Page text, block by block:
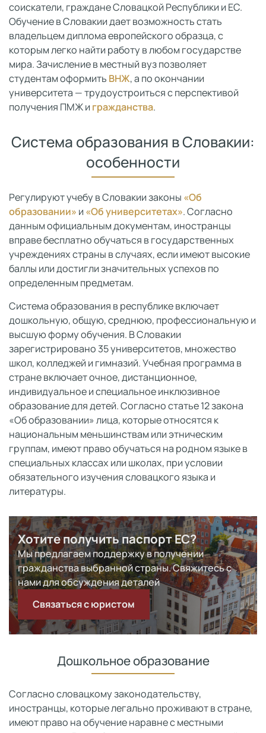
соискатели, граждане Словацкой Республики и ЕС.
Обучение в Словакии дает возможность стать
владельцем диплома европейского образца, с
которым легко найти работу в любом государстве
мира. Зачисление в местный вуз позволяет
студентам оформить ВНЖ, а по окончании
университета — трудоустроиться с перспективой
получения ПМЖ и гражданства.
Система образования в Словакии:
особенности
Регулируют учебу в Словакии законы «Об
образовании» и «Об университетах». Согласно
данным официальным документам, иностранцы
вправе бесплатно обучаться в государственных
учреждениях страны в случаях, если имеют высокие
баллы или достигли значительных успехов по
определенным предметам.
Система образования в республике включает
дошкольную, общую, среднюю, профессиональную и
высшую форму обучения. В Словакии
зарегистрировано 35 университетов, множество
школ, колледжей и гимназий. Учебная программа в
стране включает очное, дистанционное,
индивидуальное и специальное инклюзивное
образование для детей. Согласно статье 12 закона
«Об образовании» лица, которые относятся к
национальным меньшинствам или этническим
группам, имеют право обучаться на родном языке в
специальных классах или школах, при условии
обязательного изучения словацкого языка и
литературы.
Хотите получить паспорт ЕС?
Мы предлагаем поддержку в получении
гражданства выбранной страны. Свяжитесь с
нами для обсуждения деталей
Связаться с юристом
Дошкольное образование
Согласно словацкому законодательству,
иностранцы, которые легально проживают в стране,
имеют право на обучение наравне с местными